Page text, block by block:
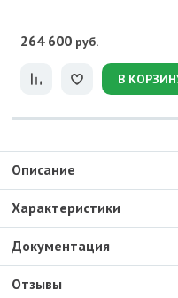
264 600 руб.
В
Описание
Характеристики
Документация
Отзывы